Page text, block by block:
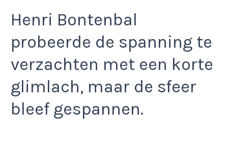
Henri Bontenbal
probeerde de spanning te
verzachten met een korte
glimlach, maar de sfeer
bleef gespannen.